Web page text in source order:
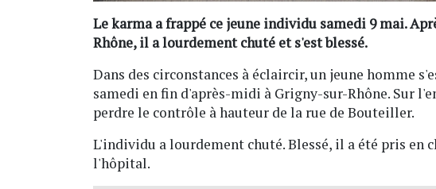
Le karma a frappé ce jeune individu samedi 9 mai.
Rhône, il a lourdement chuté et s'est blessé.
Dans des circonstances à éclaircir, un jeune homme
samedi en fin d'après-midi à Grigny-sur-Rhône. Sur
perdre le contrôle à hauteur de la rue de Bouteiller.
L'individu a lourdement chuté. Blessé, il a été pris en
l'hôpital.